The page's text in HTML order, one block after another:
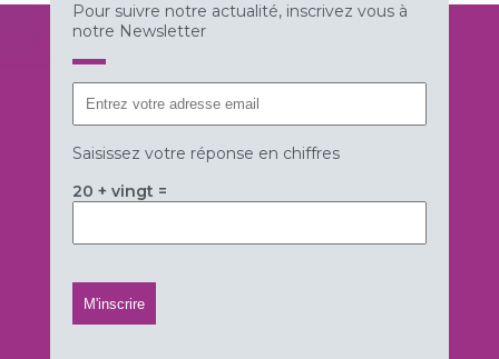
Pour suivre notre actualité, inscrivez vous à
notre Newsletter
Saisissez votre réponse en chiffres
20 + vingt =